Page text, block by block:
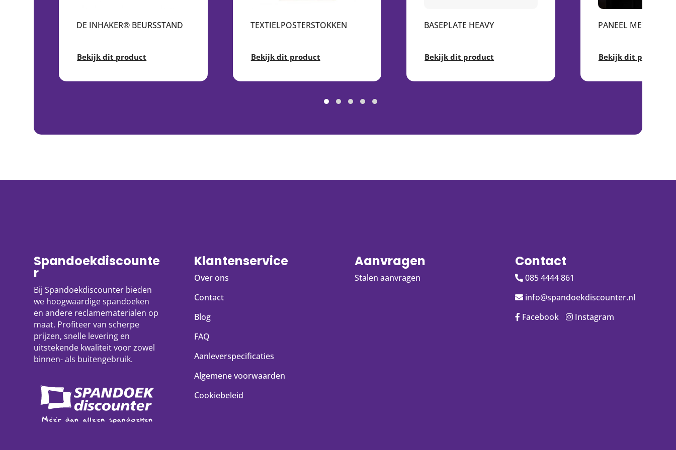
DE INHAKER® BEURSSTAND
Bekijk dit product
TEXTIELPOSTERSTOKKEN
Bekijk dit product
BASEPLATE HEAVY
Bekijk dit product
PANEEL MET
Bekijk dit product
Spandoekdiscounte
r
Bij Spandoekdiscounter bieden
we hoogwaardige spandoeken
en andere reclamematerialen op
maat. Profiteer van scherpe
prijzen, snelle levering en
uitstekende kwaliteit voor zowel
binnen- als buitengebruik.
Klantenservice
Over ons
Contact
Blog
FAQ
Aanleverspecificaties
Algemene voorwaarden
Cookiebeleid
Aanvragen
Stalen aanvragen
Contact
085 4444 861
info@spandoekdiscounter.nl
Facebook
Instagram